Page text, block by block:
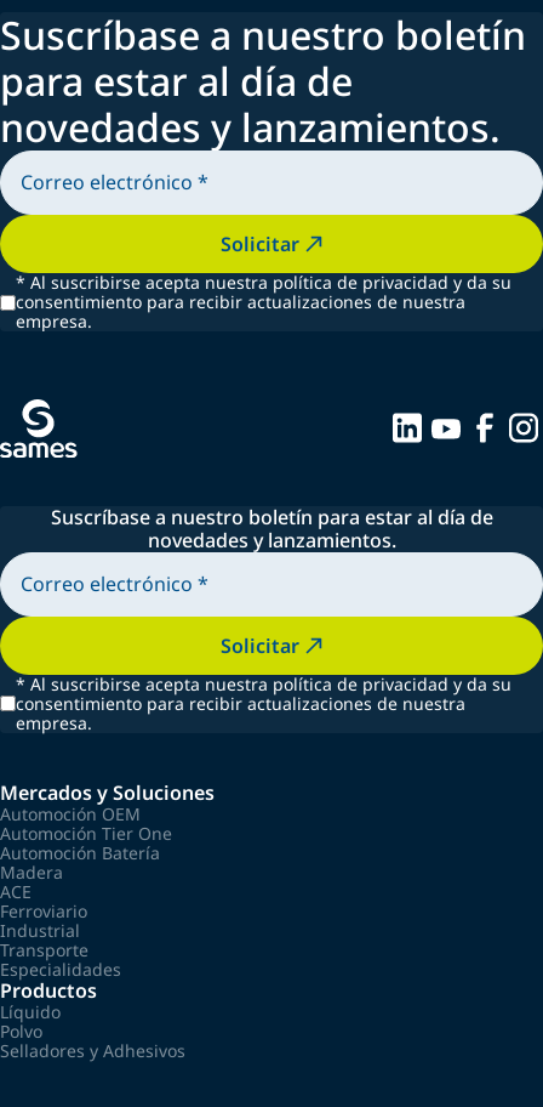
Suscríbase a nuestro boletín
para estar al día de
novedades y lanzamientos.
Solicitar
* Al suscribirse acepta nuestra política de privacidad y da su
consentimiento para recibir actualizaciones de nuestra
empresa.
Suscríbase a nuestro boletín para estar al día de
novedades y lanzamientos.
Solicitar
* Al suscribirse acepta nuestra política de privacidad y da su
consentimiento para recibir actualizaciones de nuestra
empresa.
Mercados y Soluciones
Automoción OEM
Automoción Tier One
Automoción Batería
Madera
ACE
Ferroviario
Industrial
Transporte
Especialidades
Productos
Líquido
Polvo
Selladores y Adhesivos